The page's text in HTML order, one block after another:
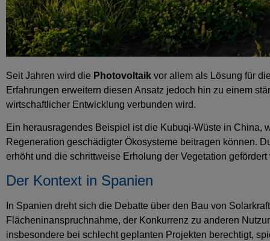
Seit Jahren wird die Photovoltaik vor allem als Lösung für
Erfahrungen erweitern diesen Ansatz jedoch hin zu einem
wirtschaftlicher Entwicklung verbunden wird.
Ein herausragendes Beispiel ist die Kubuqi-Wüste in China,
Regeneration geschädigter Ökosysteme beitragen können.
erhöht und die schrittweise Erholung der Vegetation
Der Kontext in Spanien
In Spanien dreht sich die Debatte über den Bau von
Flächeninanspruchnahme, der Konkurrenz zu anderen
insbesondere bei schlecht geplanten Projekten berechtigt,